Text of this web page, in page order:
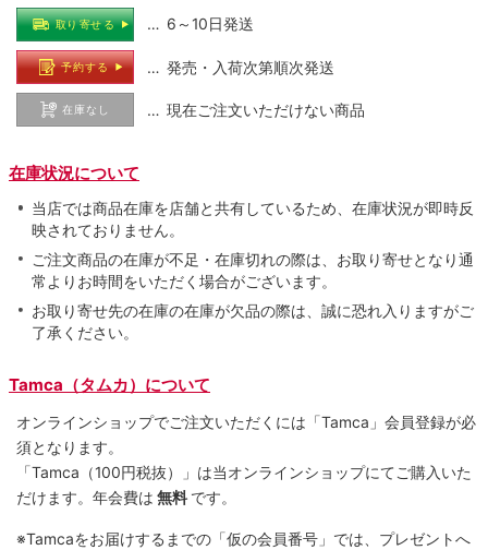
取り寄せる … 6～10日発送
予約する … 発売・入荷次第順次発送
在庫なし … 現在ご注文いただけない商品
在庫状況について
当店では商品在庫を店舗と共有しているため、在庫状況が即時反
映されておりません。
ご注文商品の在庫が不足・在庫切れの際は、お取り寄せとなり通
常よりお時間をいただく場合がございます。
お取り寄せ先の在庫の在庫が欠品の際は、誠に恐れ入りますがご
了承ください。
Tamca（タムカ）について
オンラインショップでご注⽂いただくには「Tamca」会員登録が必
須となります。
「Tamca （100円税抜）
」は当オンラインショップにてご購⼊いた
だけます。 年会費は 無料 です。
※Tamcaをお届けするまでの「仮の会員番号」では、プレゼントへ